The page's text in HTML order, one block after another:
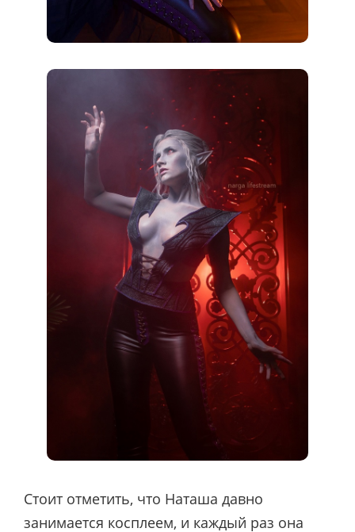
Стоит отметить, что Наташа давно
занимается косплеем, и каждый раз она